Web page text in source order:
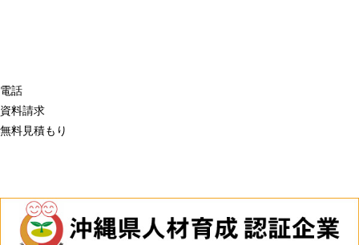
電話
資料請求
無料見積もり